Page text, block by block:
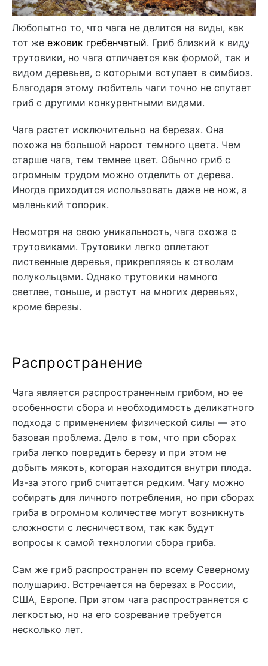
Любопытно то, что чага не делится на виды, как
тот же ежовик гребенчатый. Гриб близкий к виду
трутовики, но чага отличается как формой, так и
видом деревьев, с которыми вступает в симбиоз.
Благодаря этому любитель чаги точно не спутает
гриб с другими конкурентными видами.
Чага растет исключительно на березах. Она
похожа на большой нарост темного цвета. Чем
старше чага, тем темнее цвет. Обычно гриб с
огромным трудом можно отделить от дерева.
Иногда приходится использовать даже не нож, а
маленький топорик.
Несмотря на свою уникальность, чага схожа с
трутовиками. Трутовики легко оплетают
лиственные деревья, прикрепляясь к стволам
полукольцами. Однако трутовики намного
светлее, тоньше, и растут на многих деревьях,
кроме березы.
Распространение
Чага является распространенным грибом, но ее
особенности сбора и необходимость деликатного
подхода с применением физической силы — это
базовая проблема. Дело в том, что при сборах
гриба легко повредить березу и при этом не
добыть мякоть, которая находится внутри плода.
Из-за этого гриб считается редким. Чагу можно
собирать для личного потребления, но при сборах
гриба в огромном количестве могут возникнуть
сложности с лесничеством, так как будут
вопросы к самой технологии сбора гриба.
Сам же гриб распространен по всему Северному
полушарию. Встречается на березах в России,
США, Европе. При этом чага распространяется с
легкостью, но на его созревание требуется
несколько лет.